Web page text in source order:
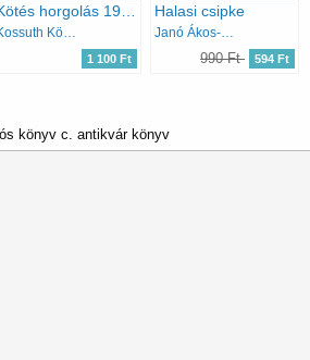
Kossuth Könyvkiadó
1 100 Ft
Halasi csipke
Janó Ákos-Vorák József
990 Ft 594 Ft
könyv c. antikvár könyv